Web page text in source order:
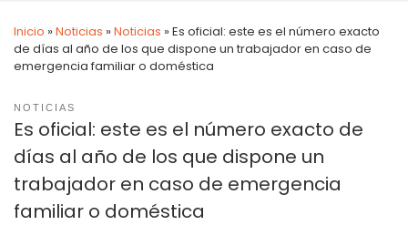
Inicio »Noticias »Noticias »Es oficial: este es el número exacto
de días al año de los que dispone un trabajador en caso de
emergencia familiar o doméstica
NOTICIAS
Es oficial: este es el número exacto de
días al año de los que dispone un
trabajador en caso de emergencia
familiar o doméstica